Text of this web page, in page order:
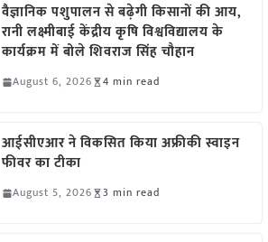
वैज्ञानिक पशुपालन से बढ़ेगी किसानों की आय,
रानी लक्ष्मीबाई केंद्रीय कृषि विश्वविद्यालय के
कार्यक्रम में बोले शिवराज सिंह चौहान
August 6, 2026 4 min read
आईसीएआर ने विकसित किया अफ्रीकी स्वाइन
फीवर का टीका
August 5, 2026 3 min read